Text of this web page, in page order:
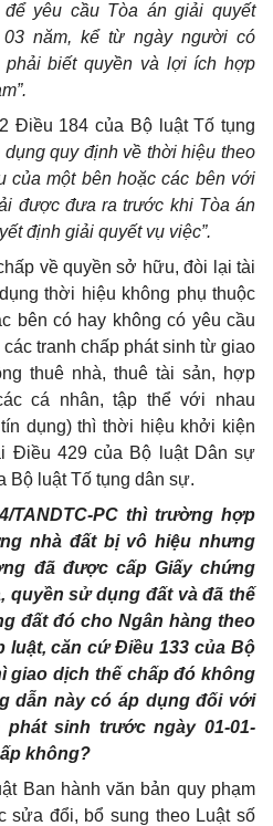
yêu cầu Tòa án giải quyết
năm, kể từ ngày người có
phải biết quyền và lợi ích hợp
Điều 184 của Bộ luật Tố tụng
dụng quy định về thời hiệu theo
của một bên hoặc các bên với
được đưa ra trước khi Tòa án
định giải quyết vụ việc”.
về quyền sở hữu, đòi lại tài
thời hiệu không phụ thuộc
bên có hay không có yêu cầu
tranh chấp phát sinh từ giao
thuê nhà, thuê tài sản, hợp
cá nhân, tập thể với nhau
dụng) thì thời hiệu khởi kiện
Điều 429 của Bộ luật Dân sự
Bộ luật Tố tụng dân sự.
TANDTC-PC thì trường hợp
nhà đất bị vô hiệu nhưng
đã được cấp Giấy chứng
quyền sử dụng đất và đã thế
đất đó cho Ngân hàng theo
luật, căn cứ Điều 133 của Bộ
giao dịch thế chấp đó không
dẫn này có áp dụng đối với
sinh trước ngày 01-01-
không?
Ban hành văn bản quy phạm
sửa đổi, bổ sung theo Luật số